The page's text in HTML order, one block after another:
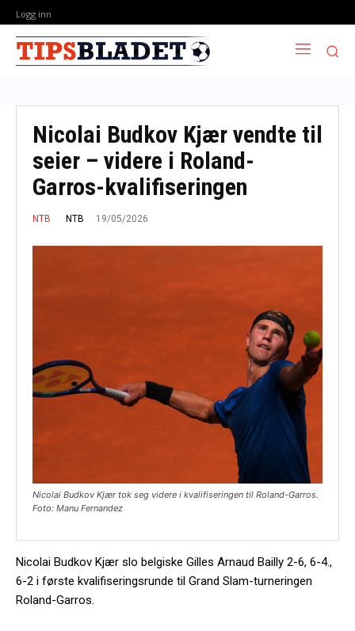
Logg inn
Nicolai Budkov Kjær vendte til
seier – videre i Roland-
Garros-kvalifiseringen
NTB NTB 19/05/2026
Nicolai Budkov Kjær tok seg videre i kvalifiseringen til Roland-Garros.
Foto: Manu Fernandez
Nicolai Budkov Kjær slo belgiske Gilles Arnaud Bailly 2-6, 6-4.,
6-2 i første kvalifiseringsrunde til Grand Slam-turneringen
Roland-Garros.